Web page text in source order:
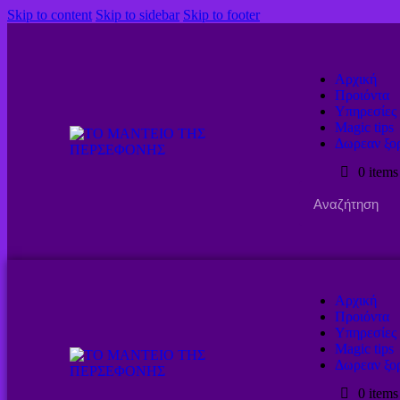
Skip to content Skip to sidebar Skip to footer
Αρχική
Προιόντα
Υπηρεσίες
Magic tips
Δωρεαν
0 items
Αρχική
Προιόντα
Υπηρεσίες
Magic tips
Δωρεαν
0 items